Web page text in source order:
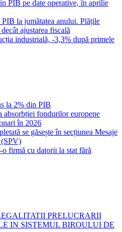
PIB pe date operative, în aprilie
la jumătatea anului. Plățile
ajustarea fiscală
industrială, -3,3% după primele
la 2% din PIB
absorbției fondurilor europene
în 2026
se găsește în secțiunea Mesaje
firmă cu datorii la stat fără
PRELUCRARII
IN SISTEMUL BIROULUI DE